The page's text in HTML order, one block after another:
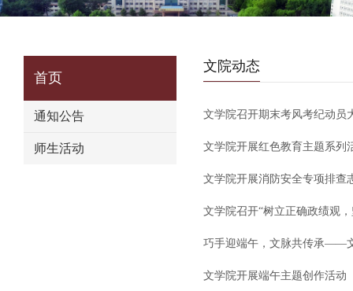
首页
通知公告
师生活动
文院动态
文学院召开期末考风考纪动员
文学院开展红色教育主题系列
文学院开展消防安全专项排查
文学院召开“树立正确政绩观
巧手迎端午，文脉共传承——
文学院开展端午主题创作活动